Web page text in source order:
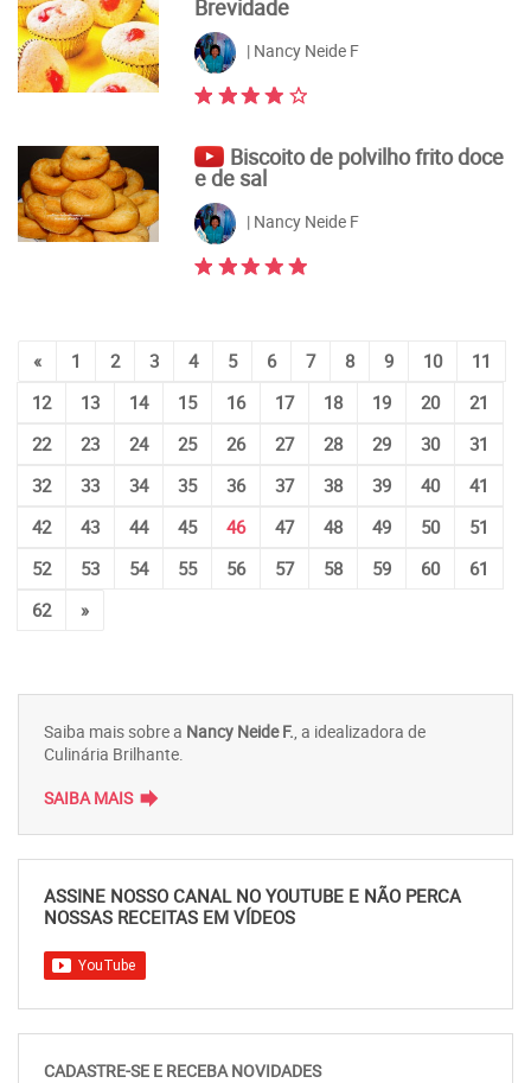
Brevidade
| Nancy Neide F
Biscoito de polvilho frito doce
e de sal
| Nancy Neide F
« 1 2 3 4 5 6 7 8 9 10
11
12
13 14 15 16 17 18 19 20
21
22
23 24 25 26 27 28 29 30
31
32
33 34 35 36 37 38 39 40
41
42
43 44 45 46 47 48 49 50
51
52
53 54 55 56 57 58 59 60
61
62
»
Saiba mais sobre a Nancy Neide F. , a idealizadora de
Culinária Brilhante.
SAIBA MAIS forward
ASSINE NOSSO CANAL NO YOUTUBE E NÃO PERCA
NOSSAS RECEITAS EM VÍDEOS
CADASTRE-SE E RECEBA NOVIDADES